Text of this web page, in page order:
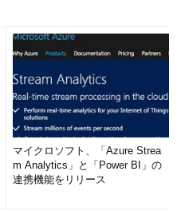
マイクロソフト、「Azure Strea
m Analytics」と「Power BI」の
連携機能をリリース